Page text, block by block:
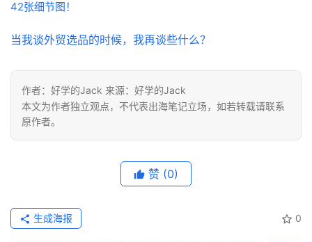
42张细节图！
当我谈外贸选品的时候，我再谈些什么？
作者：好学的Jack 来源：好学的Jack
本文为作者独立观点，不代表出海笔记立场，如若转载请联系
原作者。
赞 (0)
0
生成海报